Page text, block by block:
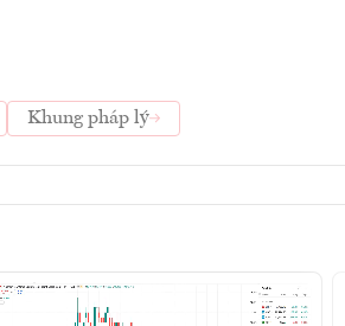
Khung pháp lý